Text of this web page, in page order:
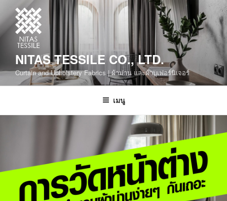
NITAS TESSILE CO., LTD.
Curtain and Upholstery Fabrics | ผ้าม่าน และผ้าบุเฟอร์นิเจอร์
เมนู